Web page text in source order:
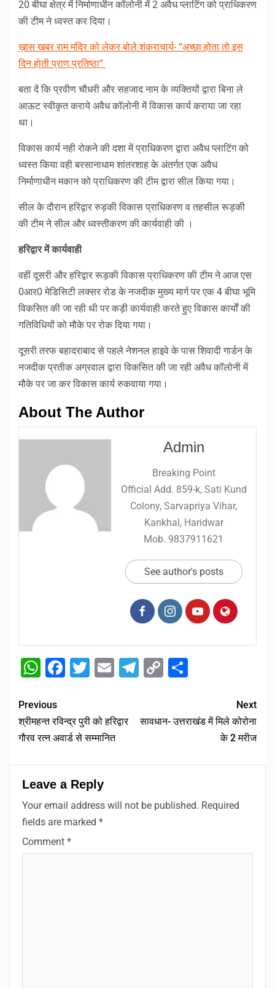
20 बीघा क्षेत्र में निर्माणाधीन कॉलोनी में 2 अवैध प्लाटिंग को प्राधिकरण
की टीम ने ध्वस्त कर दिया।
ख़ास खबर राम मंदिर को लेकर बोले शंकराचार्य- “अच्छा होता तो इस
दिन होती प्राण प्रतिष्ठा”
बता दें कि प्रवीण चौधरी और सहजाद नाम के व्यक्तियों द्वारा बिना ले
आऊट स्वीकृत कराये अवैध कॉलोनी में विकास कार्य कराया जा रहा
था।
विकास कार्य नही रोकने की दशा में प्राधिकरण द्वारा अवैध प्लाटिंग को
ध्वस्त किया वही बरसानाधाम शांतरशाह के अंतर्गत एक अवैध
निर्माणाधीन मकान को प्राधिकरण की टीम द्वारा सील किया गया।
सील के दौरान हरिद्वार रुड़की विकास प्राधिकरण व तहसील रूड़की
की टीम ने सील और ध्वस्तीकरण की कार्यवाही की ।
हरिद्वार में कार्यवाही
वहीं दूसरी और हरिद्वार रूड़की विकास प्राधिकरण की टीम ने आज एस
0आर0 मेडिसिटी लक्सर रोड के नजदीक मुख्य मार्ग पर एक 4 बीघा भूमि
विकसित की जा रही थी पर कड़ी कार्यवाही करते हुए विकास कार्यों की
गतिविधियों को मौके पर रोक दिया गया।
दूसरी तरफ बहादराबाद से पहले नेशनल हाइवे के पास शिवादी गार्डन के
नजदीक प्रतीक अग्रवाल द्वारा विकसित की जा रही अवैध कॉलोनी में
मौके पर जा कर विकास कार्य रुकवाया गया।
About The Author
Admin
Breaking Point
Official Add. 859-k, Sati Kund
Colony, Sarvapriya Vihar,
Kankhal, Haridwar
Mob. 9837911621
See author's posts
WhatsApp
Facebook
Twitter
EmailTelegram
Copy
Previous
श्रीमहन्त रविन्द्र पुरी को हरिद्वार
गौरव रत्न अवार्ड से सम्मानित
Next
सावधान- उत्तराखंड में मिले कोरोना
के 2 मरीज
Leave a Reply
Your email address will not be published. Required
fields are marked *
Comment *